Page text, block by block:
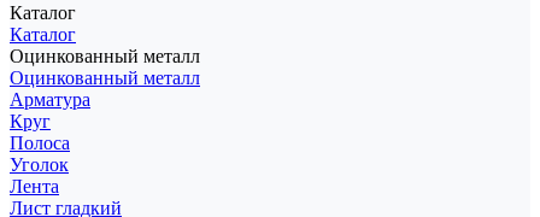
Каталог
Каталог
Оцинкованный металл
Оцинкованный металл
Арматура
Круг
Полоса
Уголок
Лента
Лист гладкий